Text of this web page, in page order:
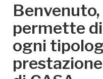
permette
ogni